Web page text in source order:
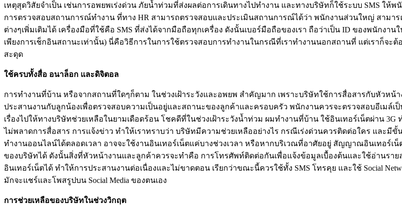
เหตุสุดวิสัยจำเป็น เช่นการอพยพเร่งด่วน ภัยน้ำท่วมที่ส่งผลต่อการเดินทางไปทำงาน และทางบริษัทก็ใช้ระบบ SMS ให้
การตรวจสอบสถานการณ์ทำงาน ที่ทาง HR สามารถตรวจสอบและประเมินสถานการณ์ได้ว่า พนักงานส่วนใหญ่ สามา
ต่างๆเพิ่มเติมได้ เครื่องมือที่ใช้คือ SMS ที่ส่งได้จากมือถือทุกเครื่อง ดังนั้นเบอร์มือถือของเรา ถือว่าเป็น ID ของพนักงา
เพียงการเช็กอินสถานะเท่านั้น) นี่คือวิธีการในการใช้ตรวจสอบการทำงานในกรณีที่เราทำงานนอกสถานที่ แต่เราก็จะ
สะดุด
ใช้ครบทั้งสื่อ อนาล็อก และดิจิตอล
การทำงานที่บ้าน หรือจากสถานที่ใดๆก็ตาม ในช่วงเฝ้าระวังและอพยพ สำคัญมาก เพราะบริษัทใช้การสื่อสารกับหัวห
ประสานงานกับลูกน้องเพื่อตรวจสอบความเป็นอยู่และสถานะของลูกค้าและครอบครัว พนักงานควรจะตรวจสอบอีเมล์เ
เรื่องไปให้ทางบริษัทช่วยเหลือในยามเดือดร้อน โชคดีที่ในช่วงเฝ้าระวังน้ำท่วม ผมทำงานที่บ้าน ใช้อินเทอร์เน็ตผ่าน
ไม่พลาดการสื่อสาร การแจ้งข่าว ทำให้เราทราบว่า บริษัทมีความช่วยเหลืออย่างไร กรณีเร่งด่วนควรติดต่อใคร และ
ทำงานออนไลน์ได้ตลอดเวลา อาจจะใช้งานอินเทอร์เน็ตแค่บางช่วงเวลา หรือหากบริเวณที่อาศัยอยู่ สัญญาณอินเทอร์
ของบริษัทได้ ดังนั้นสิ่งที่หัวหน้างานและลูกค้าควรจะทำคือ การโทรศัพท์ติดต่อกันเพื่อแจ้งข้อมูลเบื้องต้นและใช้อ่านรา
อินเทอร์เน็ตได้ ทำให้การประสานงานต่อเนื่องและไม่ขาดตอน เรียกว่าขณะนี้ควรใช้ทั้ง SMS โทรคุย และใช้ Social
มักจะแชร์และโพสรูปบน Social Media ของตนเอง
การช่วยเหลือของบริษัทในช่วงวิกฤต